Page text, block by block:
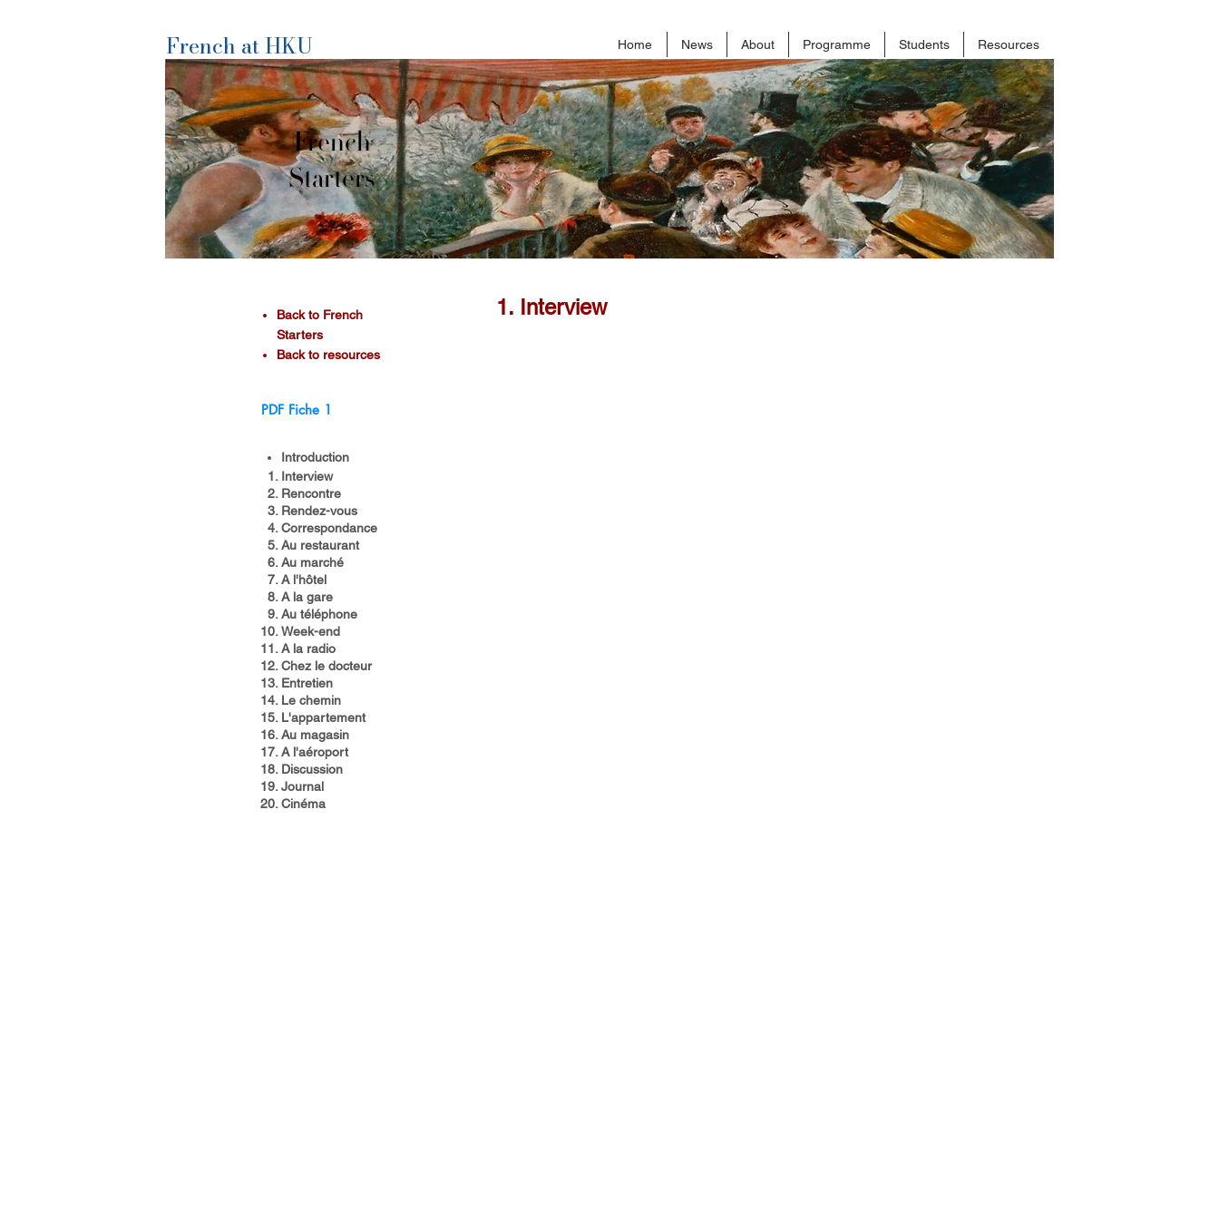
French at HKU Home News About Programme Students Resources
French
Starters
​Back to French
Starters
Back to resources
PDF Fiche 1
Introduction​
Interview
Rencontre
Rendez-vous
Correspondance
Au restaurant
Au marché
A l'hôtel
A la gare
Au téléphone
Week-end
A la radio
Chez le docteur
Entretien
Le chemin
L'appartement
Au magasin
A l'aéroport
Discussion
Journal
Cinéma
1. Interview